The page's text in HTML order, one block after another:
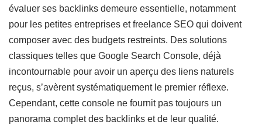
évaluer ses backlinks demeure essentielle, notamment
pour les petites entreprises et freelance SEO qui doivent
composer avec des budgets restreints. Des solutions
classiques telles que Google Search Console, déjà
incontournable pour avoir un aperçu des liens naturels
reçus, s’avèrent systématiquement le premier réflexe.
Cependant, cette console ne fournit pas toujours un
panorama complet des backlinks et de leur qualité.